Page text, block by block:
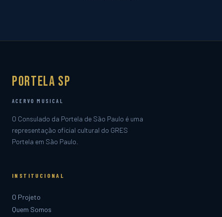
Portela SP
ACERVO MUSICAL
O Consulado da Portela de São Paulo é uma
representação oficial cultural do GRES
Portela em São Paulo.
INSTITUCIONAL
O Projeto
Quem Somos